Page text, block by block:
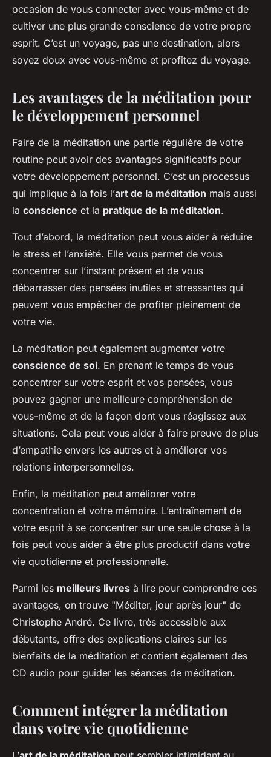
occasion de vous connecter avec vous-même et de
cultiver une plus grande conscience de votre propre
esprit. C’est un voyage, pas une destination, alors
soyez doux avec vous-même et profitez du voyage.
Les avantages de la méditation pour
le développement personnel
Faire de la méditation une partie régulière de votre
routine peut avoir des avantages significatifs pour
votre développement personnel. C’est un processus
qui implique à la fois l’art de la méditation mais aussi
la conscience et la pratique de la méditation.
Tout d’abord, la méditation peut vous aider à réduire
le stress et l’anxiété. Elle vous permet de vous
concentrer sur l’instant présent et de vous
débarrasser des pensées inutiles et stressantes qui
peuvent vous empêcher de profiter pleinement de
votre vie.
La méditation peut également augmenter votre
conscience de soi. En prenant le temps de vous
concentrer sur votre esprit et vos pensées, vous
pouvez gagner une meilleure compréhension de
vous-même et de la façon dont vous réagissez aux
situations. Cela peut vous aider à faire preuve de plus
d’empathie envers les autres et à améliorer vos
relations interpersonnelles.
Enfin, la méditation peut améliorer votre
concentration et votre mémoire. L’entraînement de
votre esprit à se concentrer sur une seule chose à la
fois peut vous aider à être plus productif dans votre
vie quotidienne et professionnelle.
Parmi les meilleurs livres à lire pour comprendre ces
avantages, on trouve "Méditer, jour après jour" de
Christophe André. Ce livre, très accessible aux
débutants, offre des explications claires sur les
bienfaits de la méditation et contient également des
CD audio pour guider les séances de méditation.
Comment intégrer la méditation
dans votre vie quotidienne